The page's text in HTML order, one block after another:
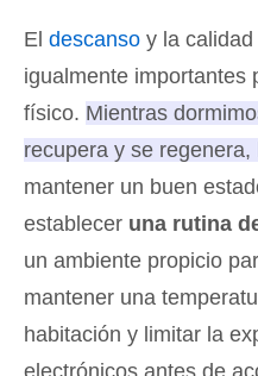
El descanso y la
igualmente importantes
físico. Mientras
recupera y se
mantener un buen
establecer una rutina
un ambiente propicio
mantener una
habitación y limitar la